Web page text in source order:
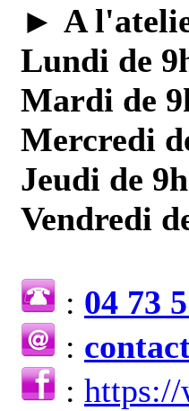
► A
Lundi de
Mardi de
Mercredi
Jeudi de
Vendredi
: 04 73
:
: